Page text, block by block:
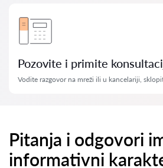
Pozovite i primite
Vodite razgovor na mreži ili u kancelariji,
Pitanja i odgovori
informativni